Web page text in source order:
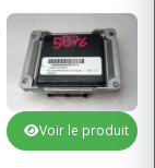
Voir le produit